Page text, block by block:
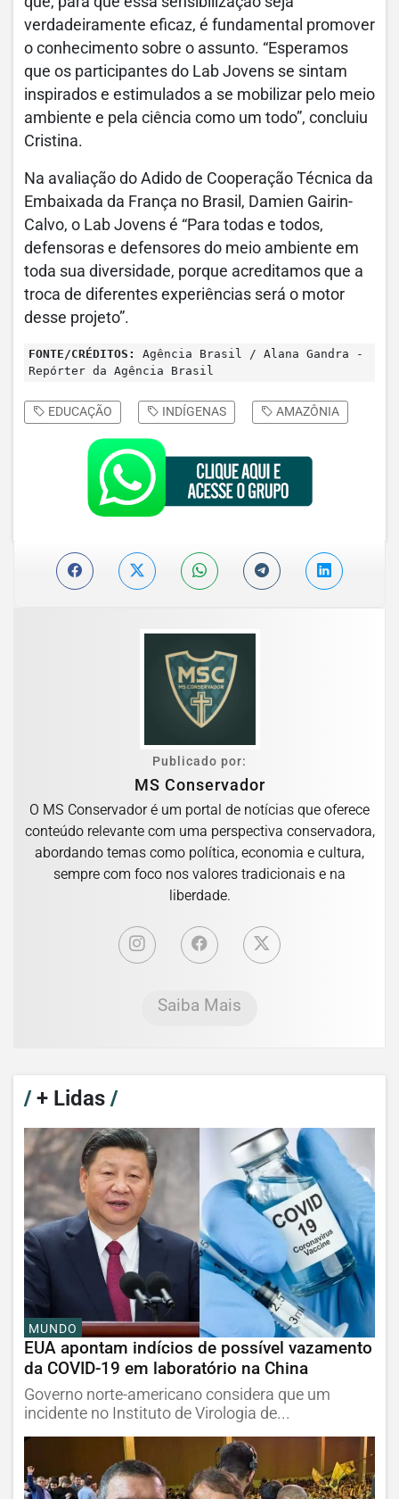
verdadeiramente eficaz, é fundamental promover
o conhecimento sobre o assunto. “Esperamos
que os participantes do Lab Jovens se sintam
inspirados e estimulados a se mobilizar pelo meio
ambiente e pela ciência como um todo”, concluiu
Cristina.
Na avaliação do Adido de Cooperação Técnica da
Embaixada da França no Brasil, Damien Gairin-
Calvo, o Lab Jovens é “Para todas e todos,
defensoras e defensores do meio ambiente em
toda sua diversidade, porque acreditamos que a
troca de diferentes experiências será o motor
desse projeto”.
FONTE/CRÉDITOS:
Agência Brasil / Alana Gandra -
Repórter da Agência Brasil
EDUCAÇÃO INDÍGENAS AMAZÔNIA
Publicado por:
MS Conservador
O MS Conservador é um portal de notícias que oferece
conteúdo relevante com uma perspectiva conservadora,
abordando temas como política, economia e cultura,
sempre com foco nos valores tradicionais e na
liberdade.
Saiba Mais
/+ Lidas /
MUNDO
EUA apontam indícios de possível vazamento
da COVID-19 em laboratório na China
Governo norte-americano considera que um
incidente no Instituto de Virologia de...